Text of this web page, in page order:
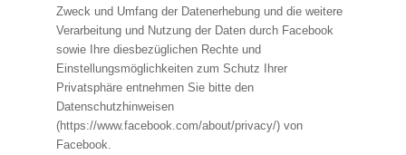
Zweck und Umfang der Datenerhebung und die weitere
Verarbeitung und Nutzung der Daten durch Facebook
sowie Ihre diesbezüglichen Rechte und
Einstellungsmöglichkeiten zum Schutz Ihrer
Privatsphäre entnehmen Sie bitte den
Datenschutzhinweisen
(https://www.facebook.com/about/privacy/) von
Facebook.